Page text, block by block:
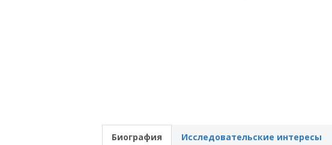
Биография Исследовательские интересы